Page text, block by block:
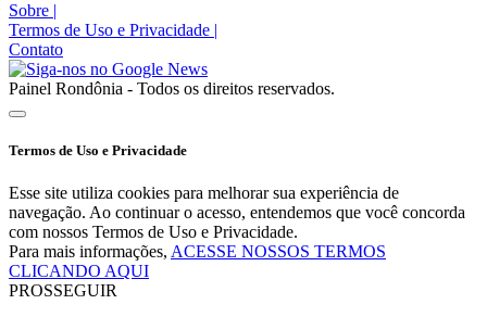
Sobre |
Termos de Uso e Privacidade |
Contato
Painel Rondônia - Todos os direitos reservados.
Termos de Uso e Privacidade
Esse site utiliza cookies para melhorar sua experiência de
navegação. Ao continuar o acesso, entendemos que você concorda
com nossos Termos de Uso e Privacidade.
Para mais informações, ACESSE NOSSOS TERMOS
CLICANDO AQUI
PROSSEGUIR